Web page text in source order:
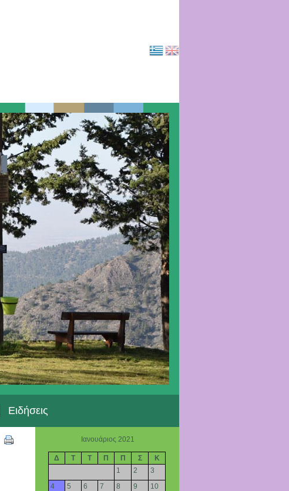
Ειδήσεις
Ιανουάριος 2021
Δ Τ Τ Π Π Σ
Κ
1
2
3
4
5 6 7 8 9
10